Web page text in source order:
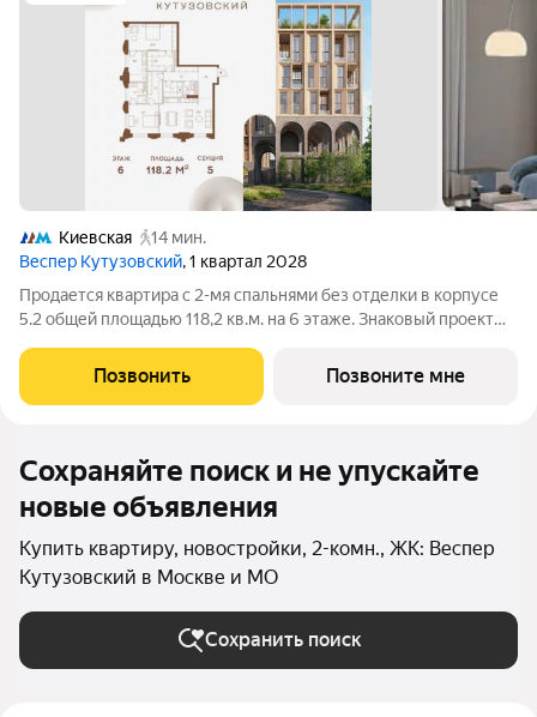
Киевская
14 мин.
Веспер Кутузовский, 1 квартал 2028
Продается квартира с 2-мя спальнями без отделки в корпусе
5.2 общей площадью 118,2 кв.м. на 6 этаже. Знаковый проект
Квартал площадью 3,7 га расположен на Кутузовском
проспекте и воплощает новую
Позвонить Позвоните мне
Сохраняйте поиск и не упускайте
новые объявления
Купить квартиру, новостройки, 2-комн., ЖК: Веспер
Кутузовский в Москве и МО
Сохранить поиск